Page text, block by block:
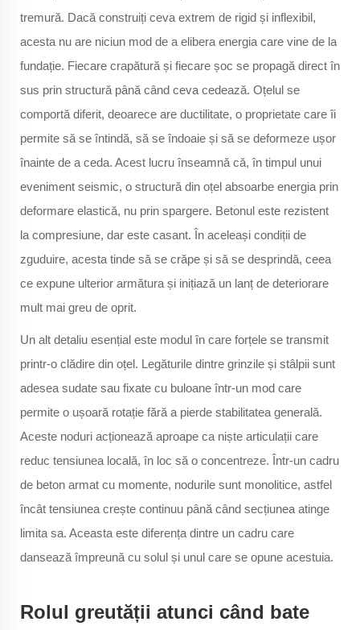
tremură. Dacă construiți ceva extrem de rigid și inflexibil,
acesta nu are niciun mod de a elibera energia care vine de la
fundație. Fiecare crapătură și fiecare șoc se propagă direct în
sus prin structură până când ceva cedează. Oțelul se
comportă diferit, deoarece are ductilitate, o proprietate care îi
permite să se întindă, să se îndoaie și să se deformeze ușor
înainte de a ceda. Acest lucru înseamnă că, în timpul unui
eveniment seismic, o structură din oțel absoarbe energia prin
deformare elastică, nu prin spargere. Betonul este rezistent
la compresiune, dar este casant. În aceleași condiții de
zguduire, acesta tinde să se crăpe și să se desprindă, ceea
ce expune ulterior armătura și inițiază un lanț de deteriorare
mult mai greu de oprit.
Un alt detaliu esențial este modul în care forțele se transmit
printr-o clădire din oțel. Legăturile dintre grinzile și stâlpii sunt
adesea sudate sau fixate cu buloane într-un mod care
permite o ușoară rotație fără a pierde stabilitatea generală.
Aceste noduri acționează aproape ca niște articulații care
reduc tensiunea locală, în loc să o concentreze. Într-un cadru
de beton armat cu momente, nodurile sunt monolitice, astfel
încât tensiunea crește continuu până când secțiunea atinge
limita sa. Aceasta este diferența dintre un cadru care
dansează împreună cu solul și unul care se opune acestuia.
Rolul greutății atunci când bate